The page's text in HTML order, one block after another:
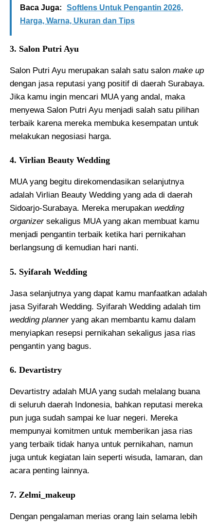
Baca Juga:
Softlens Untuk Pengantin 2026,
Harga, Warna, Ukuran dan Tips
3. Salon Putri Ayu
Salon Putri Ayu merupakan salah satu salon make up
dengan jasa reputasi yang positif di daerah Surabaya.
Jika kamu ingin mencari MUA yang andal, maka
menyewa Salon Putri Ayu menjadi salah satu pilihan
terbaik karena mereka membuka kesempatan untuk
melakukan negosiasi harga.
4. Virlian Beauty Wedding
MUA yang begitu direkomendasikan selanjutnya
adalah Virlian Beauty Wedding yang ada di daerah
Sidoarjo-Surabaya. Mereka merupakan wedding
organizer sekaligus MUA yang akan membuat kamu
menjadi pengantin terbaik ketika hari pernikahan
berlangsung di kemudian hari nanti.
5. Syifarah Wedding
Jasa selanjutnya yang dapat kamu manfaatkan adalah
jasa Syifarah Wedding. Syifarah Wedding adalah tim
wedding planner yang akan membantu kamu dalam
menyiapkan resepsi pernikahan sekaligus jasa rias
pengantin yang bagus.
6. Devartistry
Devartistry adalah MUA yang sudah melalang buana
di seluruh daerah Indonesia, bahkan reputasi mereka
pun juga sudah sampai ke luar negeri. Mereka
mempunyai komitmen untuk memberikan jasa rias
yang terbaik tidak hanya untuk pernikahan, namun
juga untuk kegiatan lain seperti wisuda, lamaran, dan
acara penting lainnya.
7. Zelmi_makeup
Dengan pengalaman merias orang lain selama lebih